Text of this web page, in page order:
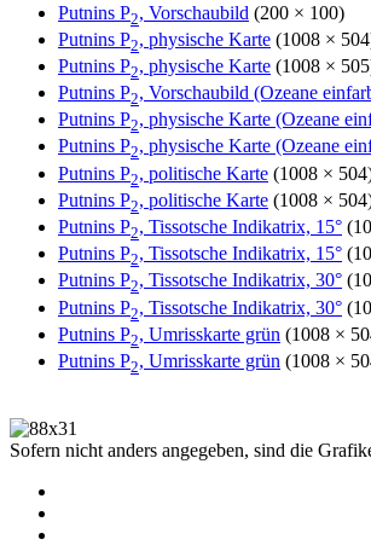
Putnins P2, Vorschaubild (200 × 100)
Putnins P2, physische Karte (1008 ×
Putnins P2, physische Karte (1008 ×
Putnins P2, Vorschaubild (Ozeane
Putnins P2, physische Karte (Ozeane
Putnins P2, physische Karte (Ozeane
Putnins P2, politische Karte (1008 ×
Putnins P2, politische Karte (1008 ×
Putnins P2, Tissotsche Indikatrix, 15°
Putnins P2, Tissotsche Indikatrix, 15°
Putnins P2, Tissotsche Indikatrix, 30°
Putnins P2, Tissotsche Indikatrix, 30°
Putnins P2, Umrisskarte grün (1008 ×
Putnins P2, Umrisskarte grün (1008 ×
Sofern nicht anders angegeben, sind die